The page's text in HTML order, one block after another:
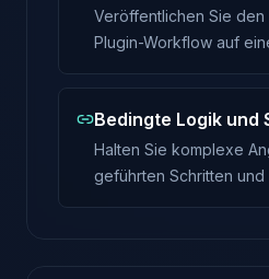
Veröffentlichen Sie den
Plugin-Workflow auf
Bedingte Logik und
Halten Sie komplexe
geführten Schritten und